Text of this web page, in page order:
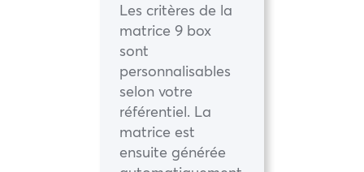
Les critères de la
matrice 9 box
sont
personnalisables
selon votre
référentiel. La
matrice est
ensuite générée